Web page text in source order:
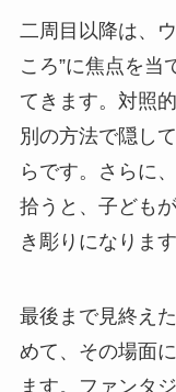
二周目以降は、
ころ”に焦点を当
てきます。対照
別の方法で隠し
らです。さらに
拾うと、子ども
き彫りになります
最後まで見終え
めて、その場面
ます。ファンタ